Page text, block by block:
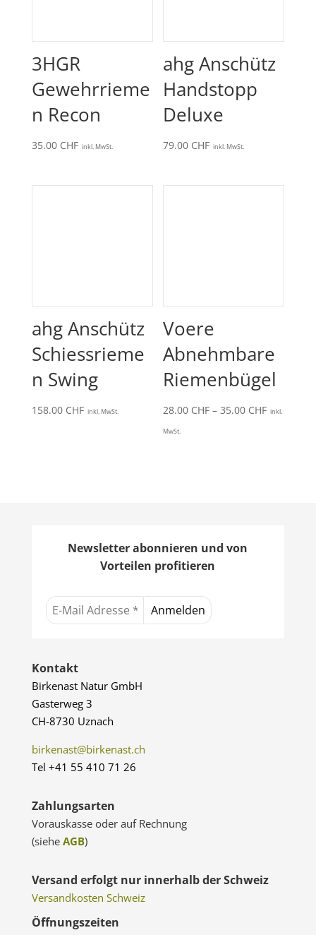
3HGR
Gewehrrieme
n Recon
35.00 CHF inkl. MwSt.
ahg Anschütz
Handstopp
Deluxe
79.00 CHF inkl. MwSt.
ahg Anschütz
Schiessrieme
n Swing
158.00 CHF inkl. MwSt.
Voere
Abnehmbare
Riemenbügel
28.00 CHF –35.00 CHF inkl.
MwSt.
Newsletter abonnieren und von
Vorteilen profitieren
Kontakt
Birkenast Natur GmbH
Gasterweg 3
CH-8730 Uznach
birkenast@birkenast.ch
Tel +41 55 410 71 26
Zahlungsarten
Vorauskasse oder auf Rechnung
(siehe AGB)
Versand erfolgt nur innerhalb der Schweiz
Versandkosten Schweiz
Öffnungszeiten